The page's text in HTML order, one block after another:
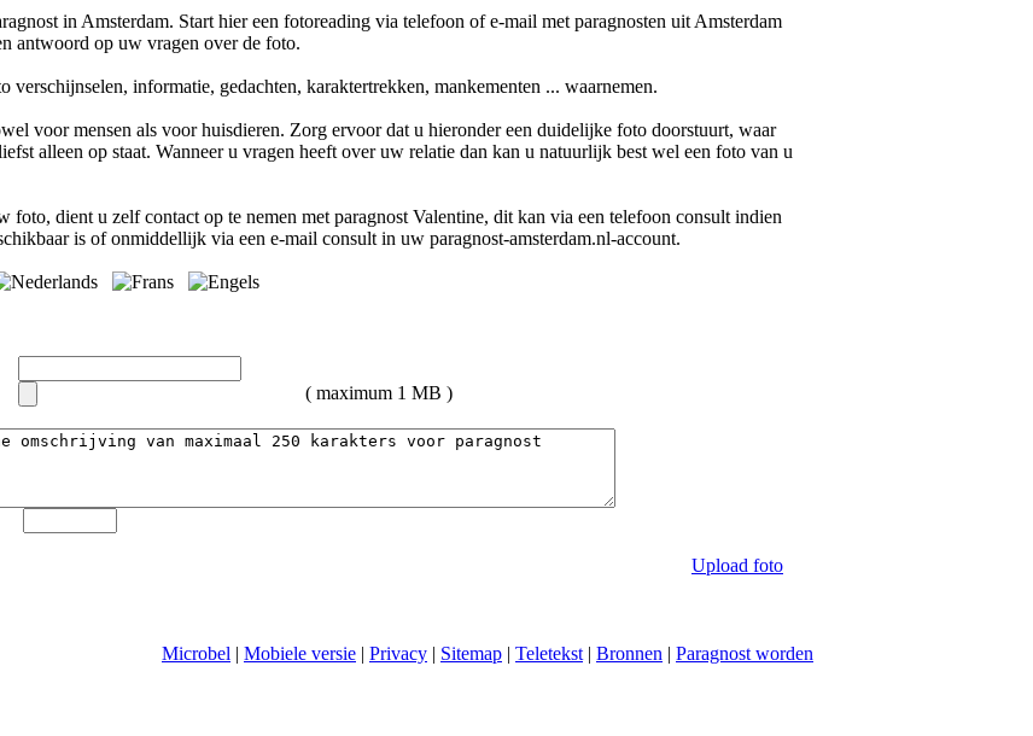
in Amsterdam. Start hier een fotoreading via telefoon of e-mail met paragnosten uit Amsterdam
antwoord op uw vragen over de foto.
verschijnselen, informatie, gedachten, karaktertrekken, mankementen ... waarnemen.
voor mensen als voor huisdieren. Zorg ervoor dat u hieronder een duidelijke foto doorstuurt, waar
alleen op staat. Wanneer u vragen heeft over uw relatie dan kan u natuurlijk best wel een foto van u
foto, dient u zelf contact op te nemen met paragnost Valentine, dit kan via een telefoon consult indien
is of onmiddellijk via een e-mail consult in uw paragnost-amsterdam.nl-account.
( maximum 1 MB )
Upload foto
Microbel | Mobiele versie | Privacy | Sitemap | Teletekst | Bronnen | Paragnost worden